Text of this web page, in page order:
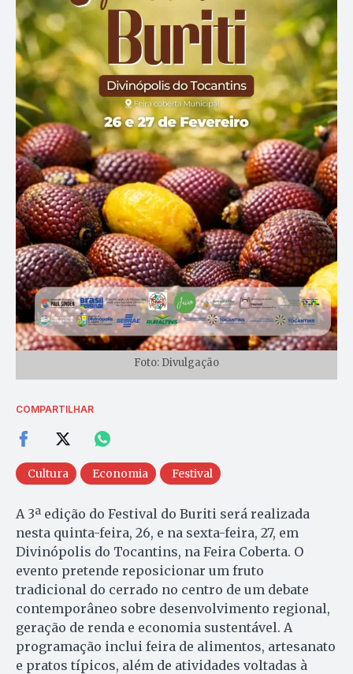
Foto: Divulgação
COMPARTILHAR
Cultura Economia Festival
A 3ª edição do Festival do Buriti será realizada
nesta quinta-feira, 26, e na sexta-feira, 27, em
Divinópolis do Tocantins, na Feira Coberta. O
evento pretende reposicionar um fruto
tradicional do cerrado no centro de um debate
contemporâneo sobre desenvolvimento regional,
geração de renda e economia sustentável. A
programação inclui feira de alimentos, artesanato
e pratos típicos, além de atividades voltadas à